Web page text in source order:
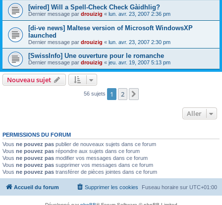
[wired] Will a Spell-Check Check Gàidhlig?
Dernier message par drouizig « lun. avr. 23, 2007 2:36 pm
[di-ve news] Maltese version of Microsoft WindowsXP
launched
Dernier message par drouizig « lun. avr. 23, 2007 2:30 pm
[SwissInfo] Une ouverture pour le romanche
Dernier message par drouizig « jeu. avr. 19, 2007 5:13 pm
Nouveau sujet
56 sujets 1 2
Aller
PERMISSIONS DU FORUM
Vous ne pouvez pas publier de nouveaux sujets dans ce forum
Vous ne pouvez pas répondre aux sujets dans ce forum
Vous ne pouvez pas modifier vos messages dans ce forum
Vous ne pouvez pas supprimer vos messages dans ce forum
Vous ne pouvez pas transférer de pièces jointes dans ce forum
Accueil du forum Fuseau horaire sur UTC+01:00
Supprimer les cookies